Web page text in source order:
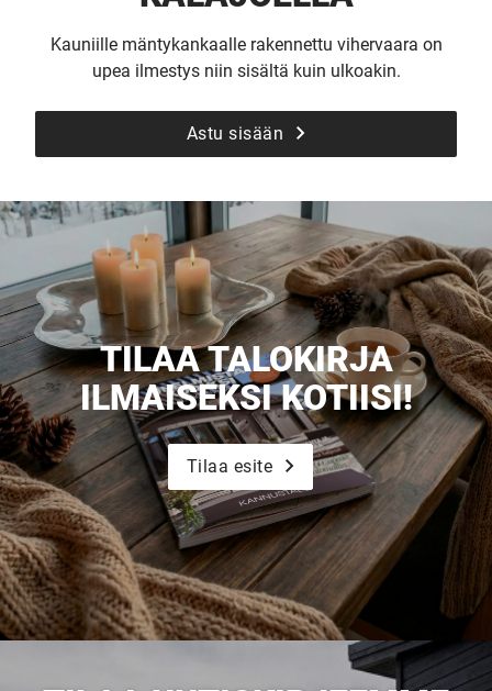
Kauniille mäntykankaalle rakennettu vihervaara on
upea ilmestys niin sisältä kuin ulkoakin.
Astu sisään
TILAA TALOKIRJA
ILMAISEKSI KOTIISI!
Tilaa esite